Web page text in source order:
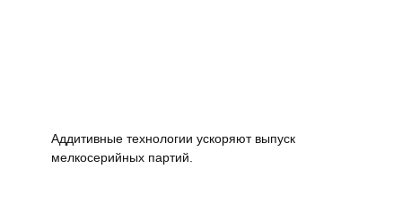
Аддитивные технологии ускоряют выпуск
мелкосерийных партий.